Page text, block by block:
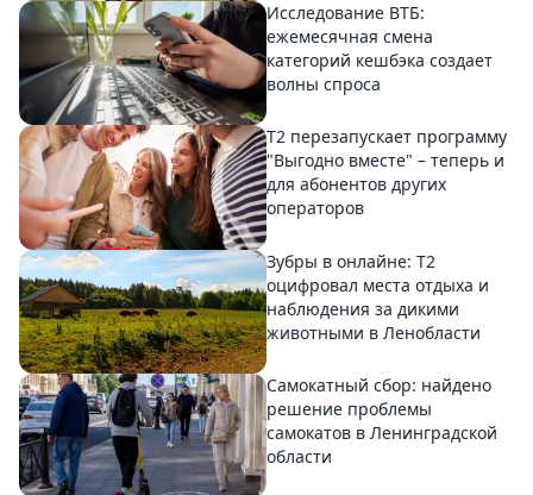
Исследование ВТБ:
ежемесячная смена
категорий кешбэка создает
волны спроса
Т2 перезапускает программу
"Выгодно вместе" – теперь и
для абонентов других
операторов
Зубры в онлайне: Т2
оцифровал места отдыха и
наблюдения за дикими
животными в Ленобласти
Самокатный сбор: найдено
решение проблемы
самокатов в Ленинградской
области